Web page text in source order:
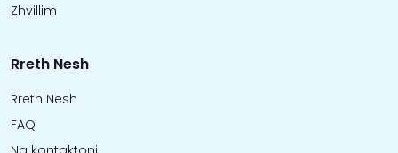
Zhvillim
Rreth Nesh
Rreth Nesh
FAQ